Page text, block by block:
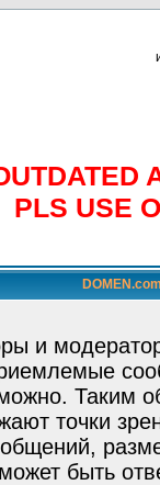
PLS USE
и
Таким
точки
быть